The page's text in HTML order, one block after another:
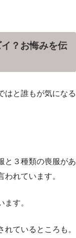
？お悔みを伝
はと誰もが気になる
と３種類の喪服があ
れています。
ます。
ているところも。